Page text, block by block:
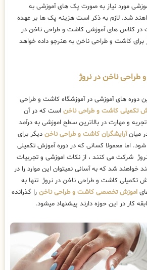
مورد نیاز به صورت پک های آموزشی به
شد. لازم به ذکر است هزینه پک ها بر عهده
در کلاس های آموزشی کاشت و طراحی ناخن در
برای کاشت و طراحی ناخن به هنرجو داده خواهد
ناخن در نروژ
دوره های آموزشی در آموزشگاه کاشت و طراحی
تکمیلی کاشت و طراحی ناخن است که در آن
و مهارت در بالاترین سطح اموزشی به درآمد
میانآرایشگران کاشت و طراحی ناخن دیگر برای
اما معمولا کسانی که در دوره آموزش تکمیلی
شرکت می کنند ، از نکات اموزشی و تجربیات
خواهند شد که به آسانی نمیتوان این موارد را در
تکمیلی کاشت و طراحی ناخن در نروژ تنها به
اموزش تخصصی کاشت و طراحی ناخن را گذرانده